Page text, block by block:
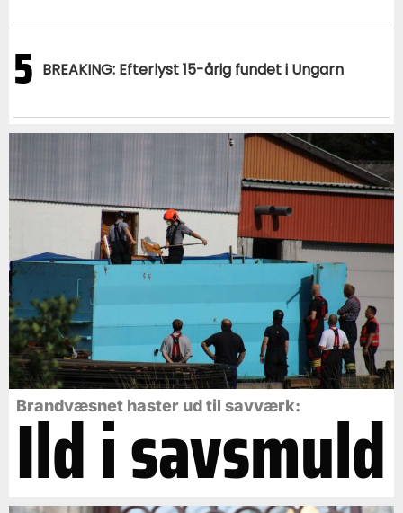
5 BREAKING: Efterlyst 15-årig fundet i Ungarn
Brandvæsnet haster ud til savværk:
Ild i savsmuld